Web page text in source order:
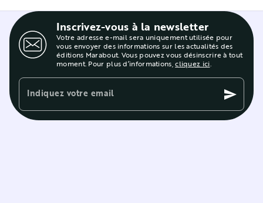
Inscrivez-vous à la newsletter
Votre adresse e-mail sera uniquement utilisée pour
vous envoyer des informations sur les actualités des
éditions Marabout. Vous pouvez vous désinscrire à tout
moment. Pour plus d’informations,cliquez ici.
Indiquez votre email send